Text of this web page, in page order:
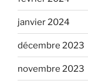
janvier 2024
décembre 2023
novembre 2023